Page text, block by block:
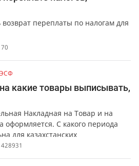
переплаты по налогам для
70
какие товары выписывать,
Накладная на Товар и на
оформляется. С какого периода
для казахстанских
Какая ответственность
428931